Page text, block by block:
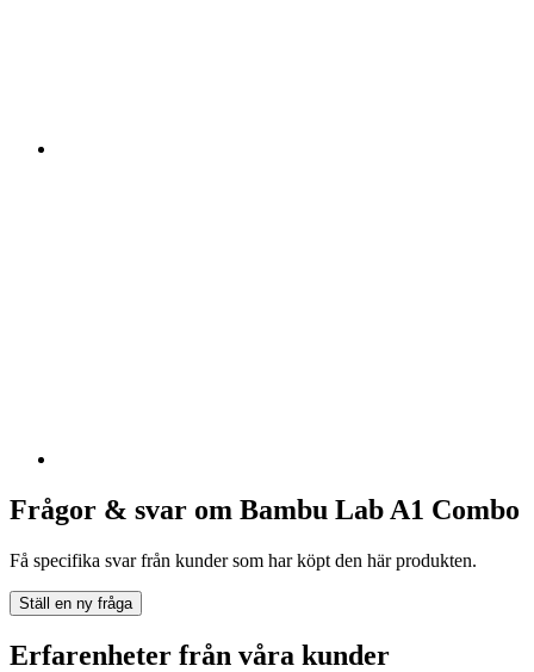
Frågor & svar om Bambu Lab A1 Combo
Få specifika svar från kunder som har köpt den här produkten.
Ställ en ny fråga
Erfarenheter från våra kunder